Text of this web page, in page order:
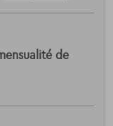
de